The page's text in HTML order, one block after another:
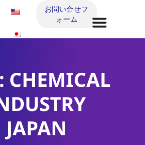
お問い合せフ
ォーム
CHEMICAL
JAPAN